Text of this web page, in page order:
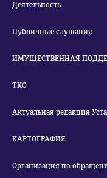
Деятельность
Публичные слушания
ИМУЩЕСТВЕННАЯ
ТКО
Актуальная редакция
КАРТОГРАФИЯ
Организация по